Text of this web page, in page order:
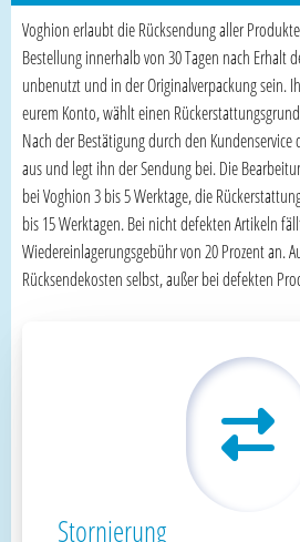
Voghion erlaubt die Rücksendung aller
Bestellung innerhalb von 30 Tagen nach Erhalt
unbenutzt und in der Originalverpackung sein.
eurem Konto, wählt einen
Nach der Bestätigung durch den
aus und legt ihn der Sendung bei. Die
bei Voghion 3 bis 5 Werktage, die
bis 15 Werktagen. Bei nicht defekten Artikeln
Wiedereinlagerungsgebühr von 20 Prozent an.
Rücksendekosten selbst, außer bei defekten
Stornierung